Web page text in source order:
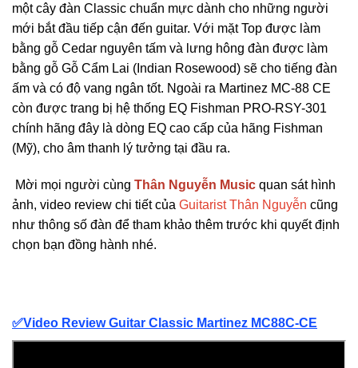
một cây đàn Classic chuẩn mực dành cho những người
mới bắt đầu tiếp cận đến guitar. Với mặt Top được làm
bằng gỗ Cedar nguyên tấm và lưng hông đàn được làm
bằng gỗ Gỗ Cẩm Lai (Indian Rosewood) sẽ cho tiếng đàn
ấm và có độ vang ngân tốt. Ngoài ra Martinez MC-88 CE
còn được trang bị hệ thống EQ Fishman PRO-RSY-301
chính hãng đây là dòng EQ cao cấp của hãng Fishman
(Mỹ), cho âm thanh lý tưởng tại đầu ra.
Mời mọi người cùng Thân Nguyễn Music quan sát hình
ảnh, video review chi tiết của Guitarist Thân Nguyễn cũng
như thông số đàn để tham khảo thêm trước khi quyết định
chọn bạn đồng hành nhé.
✅Video Review Guitar Classic Martinez MC88C-CE